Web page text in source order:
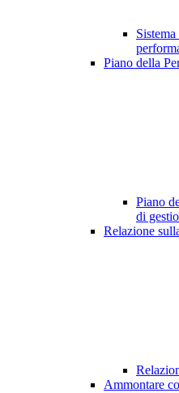
Piano della
Piano
di
Relazione
Ammontare